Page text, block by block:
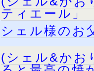
ティエール
シェル様のお
(シェル&かお